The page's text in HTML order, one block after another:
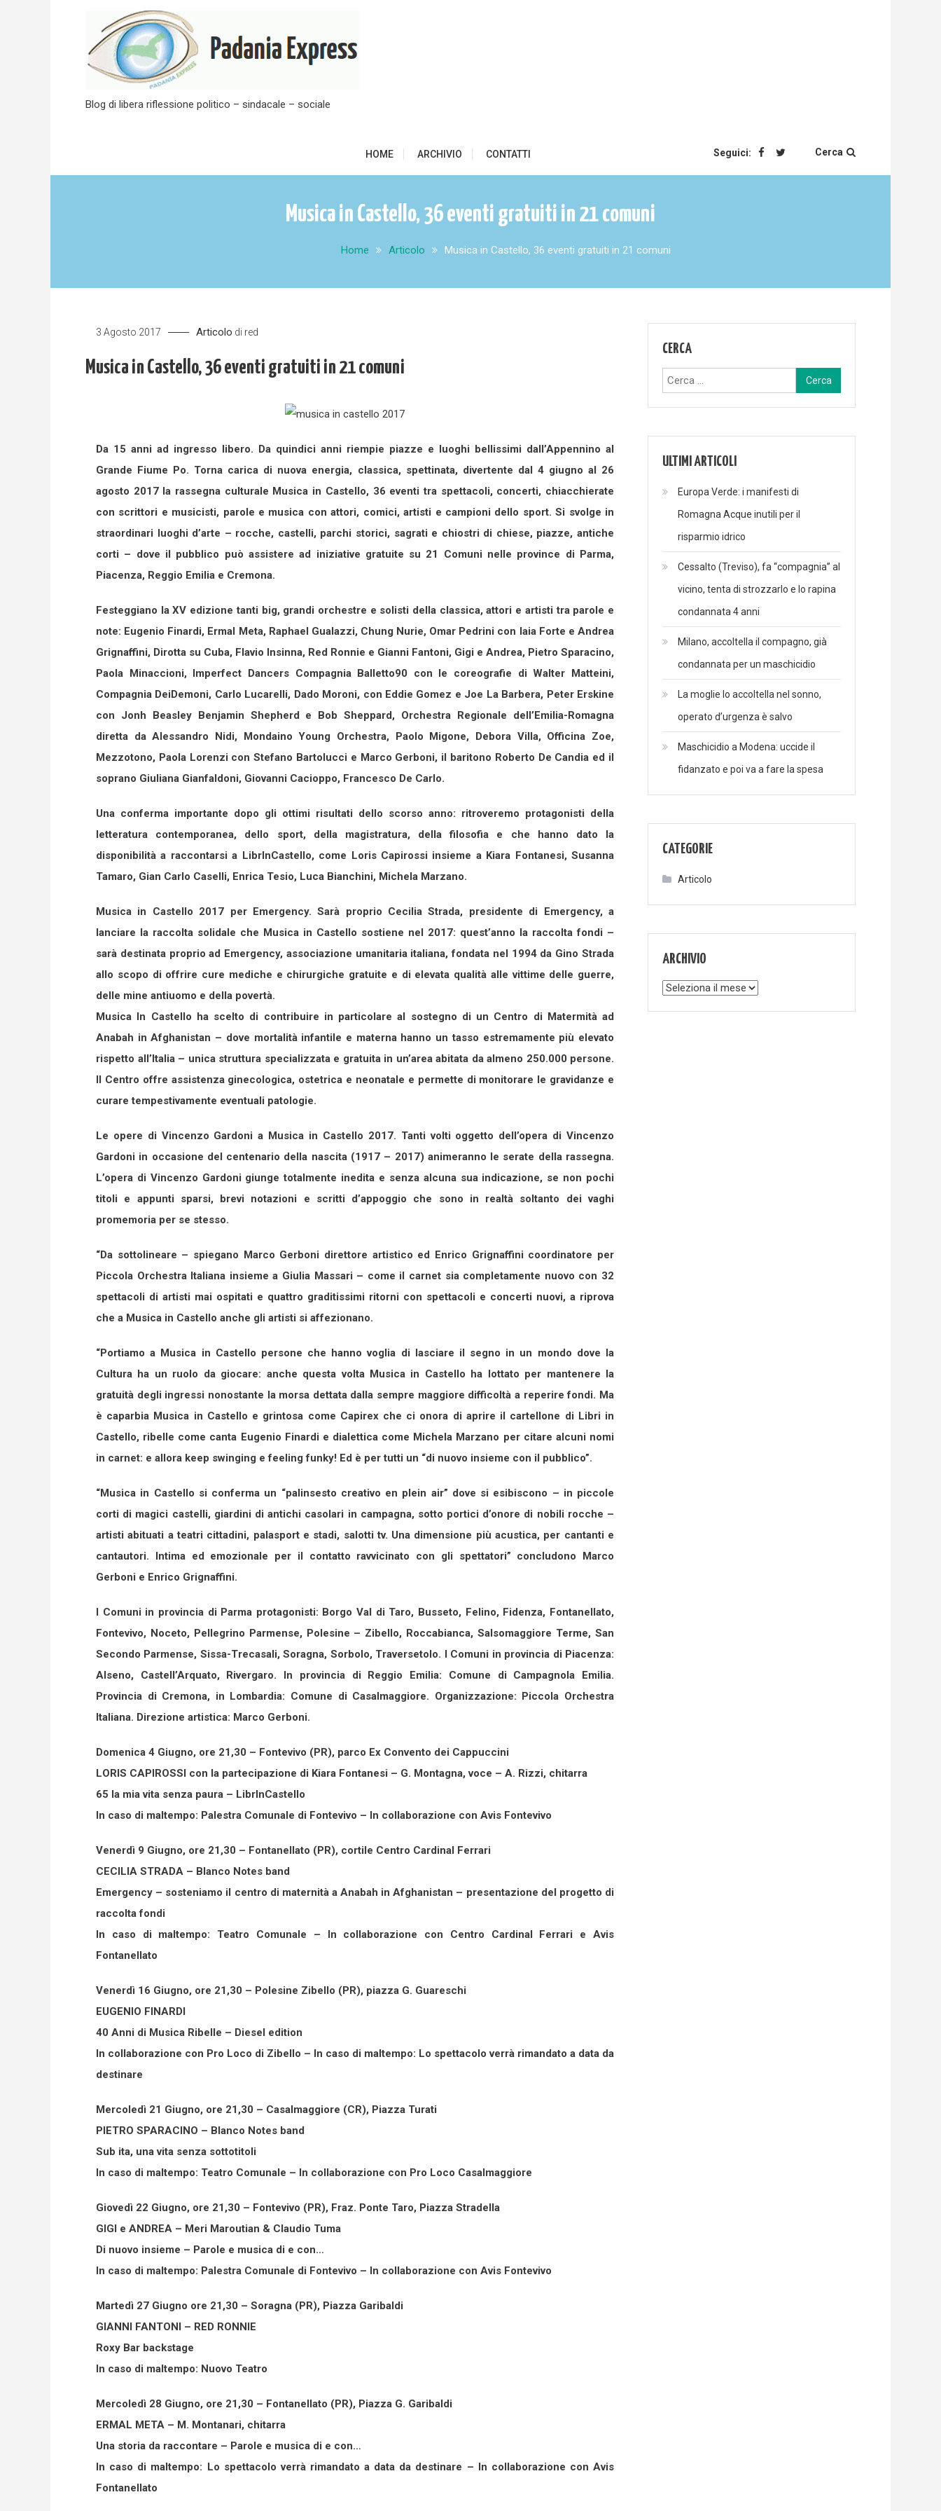
Blog di libera riflessione politico – sindacale – sociale
HOME ARCHIVIO CONTATTI Seguici: Cerca
Musica in Castello, 36 eventi gratuiti in 21 comuni
Home Articolo Musica in Castello, 36 eventi gratuiti in 21 comuni
3 Agosto 2017 Articolo di red
Musica in Castello, 36 eventi gratuiti in 21 comuni
Da 15 anni ad ingresso libero. Da quindici anni riempie piazze e luoghi bellissimi dall’Appennino al
Grande Fiume Po. Torna carica di nuova energia, classica, spettinata, divertente dal 4 giugno al 26
agosto 2017 la rassegna culturale Musica in Castello, 36 eventi tra spettacoli, concerti, chiacchierate
con scrittori e musicisti, parole e musica con attori, comici, artisti e campioni dello sport. Si svolge in
straordinari luoghi d’arte – rocche, castelli, parchi storici, sagrati e chiostri di chiese, piazze, antiche
corti – dove il pubblico può assistere ad iniziative gratuite su 21 Comuni nelle province di Parma,
Piacenza, Reggio Emilia e Cremona.
Festeggiano la XV edizione tanti big, grandi orchestre e solisti della classica, attori e artisti tra parole e
note: Eugenio Finardi, Ermal Meta, Raphael Gualazzi, Chung Nurie, Omar Pedrini con Iaia Forte e Andrea
Grignaffini, Dirotta su Cuba, Flavio Insinna, Red Ronnie e Gianni Fantoni, Gigi e Andrea, Pietro Sparacino,
Paola Minaccioni, Imperfect Dancers Compagnia Balletto90 con le coreografie di Walter Matteini,
Compagnia DeiDemoni, Carlo Lucarelli, Dado Moroni, con Eddie Gomez e Joe La Barbera, Peter Erskine
con Jonh Beasley Benjamin Shepherd e Bob Sheppard, Orchestra Regionale dell’Emilia-Romagna
diretta da Alessandro Nidi, Mondaino Young Orchestra, Paolo Migone, Debora Villa, Officina Zoe,
Mezzotono, Paola Lorenzi con Stefano Bartolucci e Marco Gerboni, il baritono Roberto De Candia ed il
soprano Giuliana Gianfaldoni, Giovanni Cacioppo, Francesco De Carlo.
Una conferma importante dopo gli ottimi risultati dello scorso anno: ritroveremo protagonisti della
letteratura contemporanea, dello sport, della magistratura, della filosofia e che hanno dato la
disponibilità a raccontarsi a LibrInCastello, come Loris Capirossi insieme a Kiara Fontanesi, Susanna
Tamaro, Gian Carlo Caselli, Enrica Tesio, Luca Bianchini, Michela Marzano.
Musica in Castello 2017 per Emergency. Sarà proprio Cecilia Strada, presidente di Emergency, a
lanciare la raccolta solidale che Musica in Castello sostiene nel 2017: quest’anno la raccolta fondi –
sarà destinata proprio ad Emergency, associazione umanitaria italiana, fondata nel 1994 da Gino Strada
allo scopo di offrire cure mediche e chirurgiche gratuite e di elevata qualità alle vittime delle guerre,
delle mine antiuomo e della povertà.
Musica In Castello ha scelto di contribuire in particolare al sostegno di un Centro di Matermità ad
Anabah in Afghanistan – dove mortalità infantile e materna hanno un tasso estremamente più elevato
rispetto all’Italia – unica struttura specializzata e gratuita in un’area abitata da almeno 250.000 persone.
Il Centro offre assistenza ginecologica, ostetrica e neonatale e permette di monitorare le gravidanze e
curare tempestivamente eventuali patologie.
Le opere di Vincenzo Gardoni a Musica in Castello 2017. Tanti volti oggetto dell’opera di Vincenzo
Gardoni in occasione del centenario della nascita (1917 – 2017) animeranno le serate della rassegna.
L’opera di Vincenzo Gardoni giunge totalmente inedita e senza alcuna sua indicazione, se non pochi
titoli e appunti sparsi, brevi notazioni e scritti d’appoggio che sono in realtà soltanto dei vaghi
promemoria per se stesso.
“Da sottolineare – spiegano Marco Gerboni direttore artistico ed Enrico Grignaffini coordinatore per
Piccola Orchestra Italiana insieme a Giulia Massari – come il carnet sia completamente nuovo con 32
spettacoli di artisti mai ospitati e quattro graditissimi ritorni con spettacoli e concerti nuovi, a riprova
che a Musica in Castello anche gli artisti si affezionano.
“Portiamo a Musica in Castello persone che hanno voglia di lasciare il segno in un mondo dove la
Cultura ha un ruolo da giocare: anche questa volta Musica in Castello ha lottato per mantenere la
gratuità degli ingressi nonostante la morsa dettata dalla sempre maggiore difficoltà a reperire fondi. Ma
è caparbia Musica in Castello e grintosa come Capirex che ci onora di aprire il cartellone di Libri in
Castello, ribelle come canta Eugenio Finardi e dialettica come Michela Marzano per citare alcuni nomi
in carnet: e allora keep swinging e feeling funky! Ed è per tutti un “di nuovo insieme con il pubblico”.
“Musica in Castello si conferma un “palinsesto creativo en plein air” dove si esibiscono – in piccole
corti di magici castelli, giardini di antichi casolari in campagna, sotto portici d’onore di nobili rocche –
artisti abituati a teatri cittadini, palasport e stadi, salotti tv. Una dimensione più acustica, per cantanti e
cantautori. Intima ed emozionale per il contatto ravvicinato con gli spettatori” concludono Marco
Gerboni e Enrico Grignaffini.
I Comuni in provincia di Parma protagonisti: Borgo Val di Taro, Busseto, Felino, Fidenza, Fontanellato,
Fontevivo, Noceto, Pellegrino Parmense, Polesine – Zibello, Roccabianca, Salsomaggiore Terme, San
Secondo Parmense, Sissa-Trecasali, Soragna, Sorbolo, Traversetolo. I Comuni in provincia di Piacenza:
Alseno, Castell’Arquato, Rivergaro. In provincia di Reggio Emilia: Comune di Campagnola Emilia.
Provincia di Cremona, in Lombardia: Comune di Casalmaggiore. Organizzazione: Piccola Orchestra
Italiana. Direzione artistica: Marco Gerboni.
Domenica 4 Giugno, ore 21,30 – Fontevivo (PR), parco Ex Convento dei Cappuccini
LORIS CAPIROSSI con la partecipazione di Kiara Fontanesi – G. Montagna, voce – A. Rizzi, chitarra
65 la mia vita senza paura – LibrInCastello
In caso di maltempo: Palestra Comunale di Fontevivo – In collaborazione con Avis Fontevivo
Venerdì 9 Giugno, ore 21,30 – Fontanellato (PR), cortile Centro Cardinal Ferrari
CECILIA STRADA – Blanco Notes band
Emergency – sosteniamo il centro di maternità a Anabah in Afghanistan – presentazione del progetto di
raccolta fondi
In caso di maltempo: Teatro Comunale – In collaborazione con Centro Cardinal Ferrari e Avis
Fontanellato
Venerdì 16 Giugno, ore 21,30 – Polesine Zibello (PR), piazza G. Guareschi
EUGENIO FINARDI
40 Anni di Musica Ribelle – Diesel edition
In collaborazione con Pro Loco di Zibello – In caso di maltempo: Lo spettacolo verrà rimandato a data da
destinare
Mercoledì 21 Giugno, ore 21,30 – Casalmaggiore (CR), Piazza Turati
PIETRO SPARACINO – Blanco Notes band
Sub ita, una vita senza sottotitoli
In caso di maltempo: Teatro Comunale – In collaborazione con Pro Loco Casalmaggiore
Giovedì 22 Giugno, ore 21,30 – Fontevivo (PR), Fraz. Ponte Taro, Piazza Stradella
GIGI e ANDREA – Meri Maroutian & Claudio Tuma
Di nuovo insieme – Parole e musica di e con…
In caso di maltempo: Palestra Comunale di Fontevivo – In collaborazione con Avis Fontevivo
Martedì 27 Giugno ore 21,30 – Soragna (PR), Piazza Garibaldi
GIANNI FANTONI – RED RONNIE
Roxy Bar backstage
In caso di maltempo: Nuovo Teatro
Mercoledì 28 Giugno, ore 21,30 – Fontanellato (PR), Piazza G. Garibaldi
ERMAL META – M. Montanari, chitarra
Una storia da raccontare – Parole e musica di e con…
In caso di maltempo: Lo spettacolo verrà rimandato a data da destinare – In collaborazione con Avis
Fontanellato
CERCA
Ricerca
per:
ULTIMI ARTICOLI
Europa Verde: i manifesti di
Romagna Acque inutili per il
risparmio idrico
Cessalto (Treviso), fa “compagnia” al
vicino, tenta di strozzarlo e lo rapina
condannata 4 anni
Milano, accoltella il compagno, già
condannata per un maschicidio
La moglie lo accoltella nel sonno,
operato d’urgenza è salvo
Maschicidio a Modena: uccide il
fidanzato e poi va a fare la spesa
CATEGORIE
Articolo
ARCHIVIO
Archivio